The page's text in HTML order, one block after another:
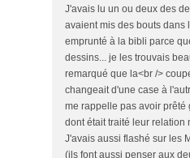
J'avais lu un ou deux des
avaient mis des bouts dans
emprunté à la bibli parce
dessins... je les trouvais
remarqué que la<br />
changeait d'une case à
me rappelle pas avoir prêté
dont était traité leur relation
J'avais aussi flashé sur les
(ils font aussi penser aux